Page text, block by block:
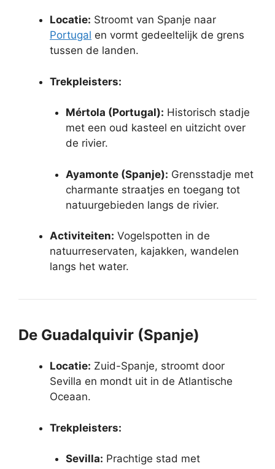
Locatie: Stroomt van Spanje naar
Portugal en vormt gedeeltelijk de grens
tussen de landen.
Trekpleisters:
Mértola (Portugal): Historisch stadje
met een oud kasteel en uitzicht over
de rivier.
Ayamonte (Spanje): Grensstadje met
charmante straatjes en toegang tot
natuurgebieden langs de rivier.
Activiteiten: Vogelspotten in de
natuurreservaten, kajakken, wandelen
langs het water.
De Guadalquivir (Spanje)
Locatie: Zuid-Spanje, stroomt door
Sevilla en mondt uit in de Atlantische
Oceaan.
Trekpleisters:
Sevilla: Prachtige stad met